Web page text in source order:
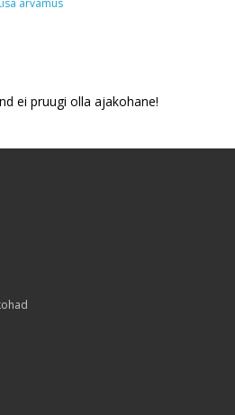
arvamus
ei pruugi olla ajakohane!